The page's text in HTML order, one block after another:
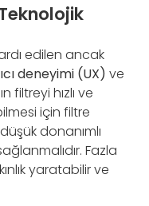
edilen ancak
deneyimi (UX) ve
filtreyi hızlı ve
için filtre
donanımlı
Fazla
yaratabilir ve